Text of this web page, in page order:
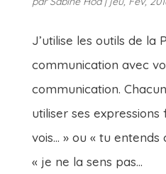
J’utilise les outils de la
communication avec
communication.
utiliser ses
vois… » ou « tu entends
« je ne la sens pas...